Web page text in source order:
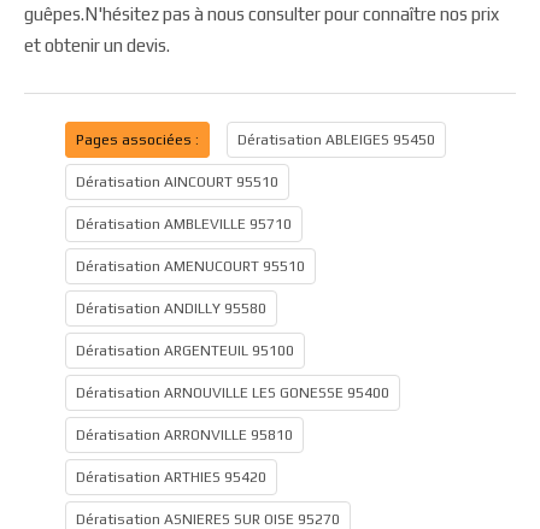
guêpes.N'hésitez pas à nous consulter pour connaître nos prix
et obtenir un devis.
Pages associées : Dératisation ABLEIGES 95450
Dératisation AINCOURT 95510
Dératisation AMBLEVILLE 95710
Dératisation AMENUCOURT 95510
Dératisation ANDILLY 95580
Dératisation ARGENTEUIL 95100
Dératisation ARNOUVILLE LES GONESSE 95400
Dératisation ARRONVILLE 95810
Dératisation ARTHIES 95420
Dératisation ASNIERES SUR OISE 95270